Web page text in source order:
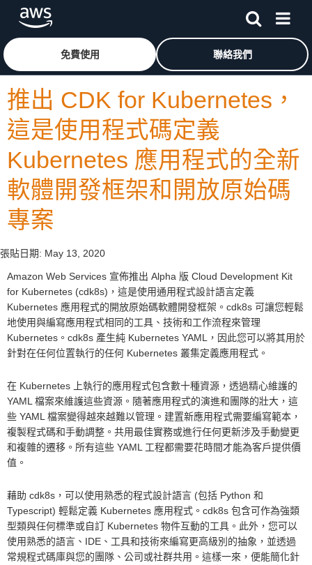
跳至主要內容按一下這裡可返回 Amazon Web Services 首頁
免費使用 聯絡我們
推出 CDK for Kubernetes，
這是使用程式碼定義
Kubernetes 應用程式的全新
軟體開發框架和開放原始碼
專案
張貼日期: May 13, 2020
Amazon Web Services 宣佈推出 Alpha 版 Cloud Development Kit
for Kubernetes (cdk8s)，這是使用通用程式設計語言定義
Kubernetes 應用程式的開放原始碼軟體開發框架。cdk8s 可讓您輕鬆
地使用與編寫應用程式相同的工具、技術和工作流程來管理
Kubernetes。cdk8s 產生純 Kubernetes YAML，因此您可以將其用於
針對在任何位置執行的任何 Kubernetes 叢集定義應用程式。
在 Kubernetes 上執行的應用程式包含數十種資源，透過精心維護的
YAML 檔案來維護這些資源。隨著應用程式的演進和團隊的壯大，這
些 YAML 檔案變得越來越難以管理。建置新應用程式需要編寫範本，
複製程式碼和手動調整。共用最佳實務或進行任何更新涉及手動變更
和複雜的遷移。所有這些 YAML 工程都需要花時間才能為客戶提供價
值。
藉助 cdk8s，可以使用熟悉的程式設計語言 (包括 Python 和
Typescript) 輕鬆定義 Kubernetes 應用程式。cdk8s 包含可作為強類
型類與任何標準或自訂 Kubernetes 物件互動的工具。此外，您可以
使用熟悉的語言、IDE、工具和技術來編寫更高級別的抽象，並透過
常規程式碼庫與您的團隊、公司或社群共用。這樣一來，便能簡化針